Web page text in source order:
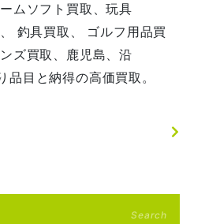
ムソフト買取、玩具
釣具買取、 ゴルフ用品買
ズ買取、鹿児島、沿
品目と納得の高価買取。
Search